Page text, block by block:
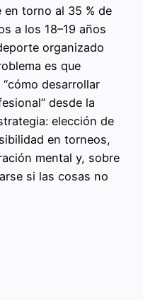
torno al 35 % de
a los 18–19 años
organizado
es que
desarrollar
desde la
elección de
en torneos,
mental y, sobre
si las cosas no